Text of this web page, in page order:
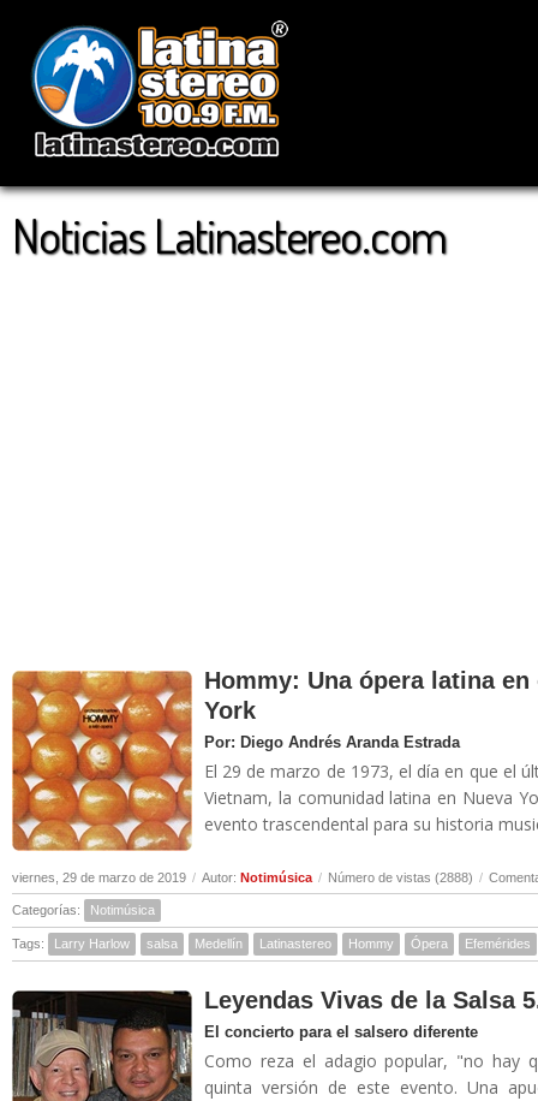
Noticias Latinastereo.com
Hommy: Una ópera latina
York
Por: Diego Andrés Aranda Estrada
El 29 de marzo de 1973, el día en que el
Vietnam, la comunidad latina en Nueva
evento trascendental para su historia
viernes, 29 de marzo de 2019 / Autor: Notimúsica / Número de vistas (2888) /
Categorías: Notimúsica
Tags: Larry Harlow salsa Medellín Latinastereo Hommy Ópera Efemérides
Leyendas Vivas de la Salsa
El concierto para el salsero diferente
Como reza el adagio popular, "no hay
quinta versión de este evento. Una